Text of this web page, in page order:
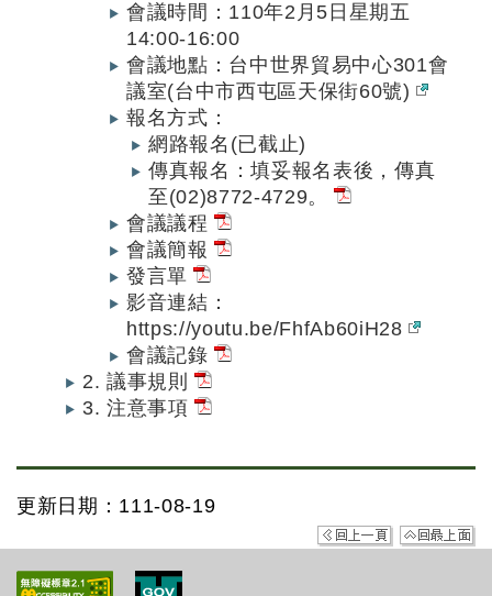
會議時間：110年2月5日星期五
14:00-16:00
會議地點：台中世界貿易中心301會
議室(台中市西屯區天保街60號)
報名方式：
網路報名(已截止)
傳真報名：填妥報名表後，傳真
至(02)8772-4729。
會議議程
會議簡報
發言單
影音連結：
https://youtu.be/FhfAb60iH28
會議記錄
2. 議事規則
3. 注意事項
更新日期：111-08-19